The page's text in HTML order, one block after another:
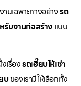
นเฉพาะทางอย่างรถ
รับงานก่อสร้าง แบบ
เรื่องรถเฮี๊ยบให้เช่า
บของเรามีให้เลือกทั้ง